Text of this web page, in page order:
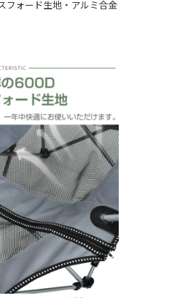
フォード生地・アルミ合金